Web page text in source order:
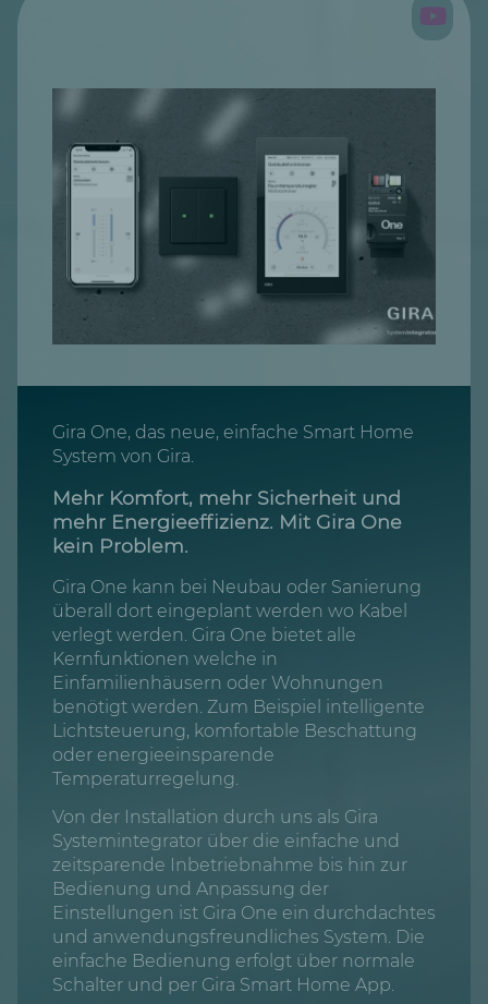
Gira One, das neue, einfache Smart Home
System von Gira.
Mehr Komfort, mehr Sicherheit und
mehr Energieeffizienz. Mit Gira One
kein Problem.
Gira One kann bei Neubau oder Sanierung
überall dort eingeplant werden wo Kabel
verlegt werden. Gira One bietet alle
Kernfunktionen welche in
Einfamilienhäusern oder Wohnungen
benötigt werden. Zum Beispiel intelligente
Lichtsteuerung, komfortable Beschattung
oder energieeinsparende
Temperaturregelung.
Von der Installation durch uns als Gira
Systemintegrator über die einfache und
zeitsparende Inbetriebnahme bis hin zur
Bedienung und Anpassung der
Einstellungen ist Gira One ein durchdachtes
und anwendungsfreundliches System. Die
einfache Bedienung erfolgt über normale
Schalter und per Gira Smart Home App.